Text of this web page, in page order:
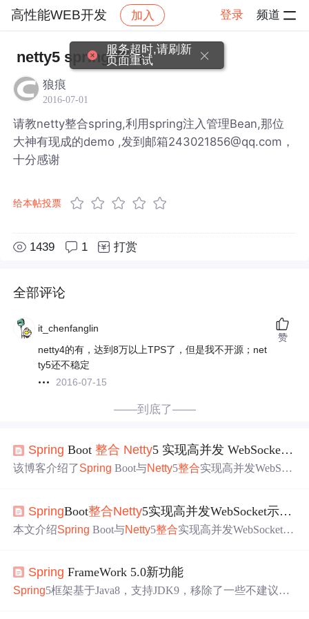
高性能WEB开发 加入 登录 频道
社区 高性能WEB开发 帖子详情
netty5 spring 整合
狼痕
2016-07-01
请教netty整合spring,利用spring注入管理Bean,那位
大神有现成的demo ,发到邮箱243021856@qq.com，
十分感谢
给本帖投票
1439 1 打赏
全部评论
it_chenfanglin
netty4的有，达到8万以上TPS了，但是我不开源；net
ty5还不稳定
2016-07-15
赞
——到底了——
Spring Boot整合 Netty5 实现高并发 WebSocket 示例
该博客介绍了Spring Boot与Netty5整合实现高并发WebSoc
详细注释和测试页面，简单配置即可测试通信功能，助开
发者掌握实现技巧。
SpringBoot整合Netty5实现高并发WebSocket示例：高并发WebSocket解决方案
本文介绍Spring Boot与Netty5整合实现高并发WebSocket服
时低延迟、高吞吐量。该项目适用于实时聊天、在线游
戏、金融交易平台等场景，具有高性能、易集成等特点。
Spring FrameWork 5.0新功能
Spring5框架基于Java8，支持JDK9，移除了一些不建议使
服务超时,请刷新
页面重试